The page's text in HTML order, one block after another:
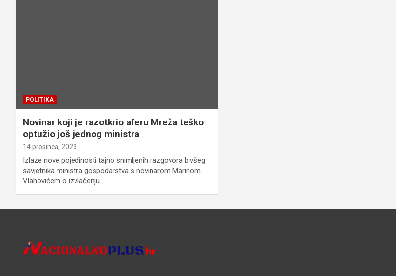
POLITIKA
Novinar koji je razotkrio aferu Mreža teško
optužio još jednog ministra
14 prosinca, 2023
Izlaze nove pojedinosti tajno snimljenih razgovora bivšeg
savjetnika ministra gospodarstva s novinarom Marinom
Vlahovićem o izvlačenju…